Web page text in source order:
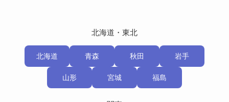
北海道・東北
北海道 青森 秋田 岩手
山形 宮城 福島